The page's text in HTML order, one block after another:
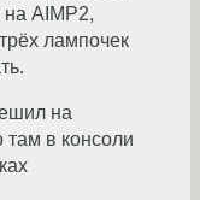
на AIMP2,
лампочек
на
в консоли